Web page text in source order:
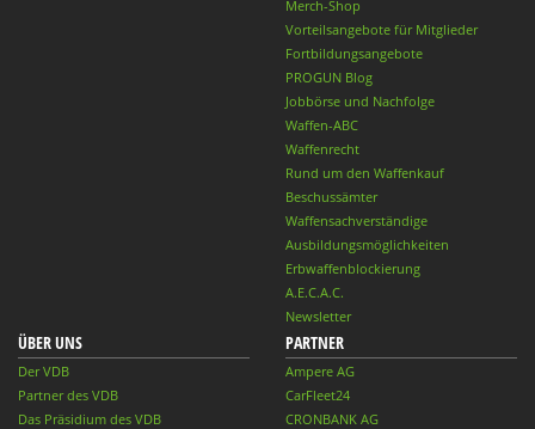
Merch-Shop
Vorteilsangebote für Mitglieder
Fortbildungsangebote
PROGUN Blog
Jobbörse und Nachfolge
Waffen-ABC
Waffenrecht
Rund um den Waffenkauf
Beschussämter
Waffensachverständige
Ausbildungsmöglichkeiten
Erbwaffenblockierung
A.E.C.A.C.
Newsletter
ÜBER UNS
Der VDB
Partner des VDB
Das Präsidium des VDB
PARTNER
Ampere AG
CarFleet24
CRONBANK AG